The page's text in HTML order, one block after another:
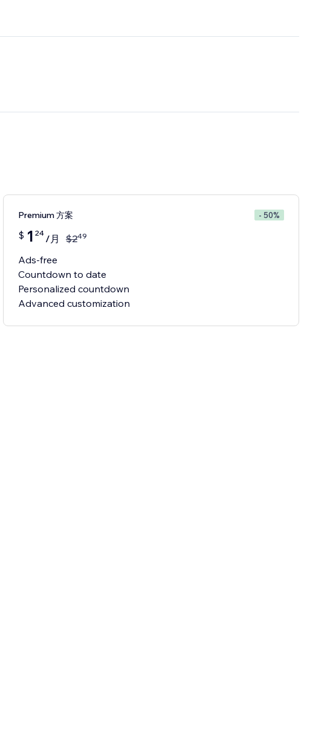
Premium 方案 - 50%
$ 1 24 /月 $249
Ads-free
Countdown to date
Personalized countdown
Advanced customization